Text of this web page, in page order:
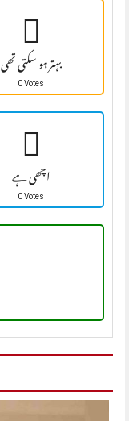
بہتر ہو سکتی تھی
0 Votes
اچھی ہے
0 Votes